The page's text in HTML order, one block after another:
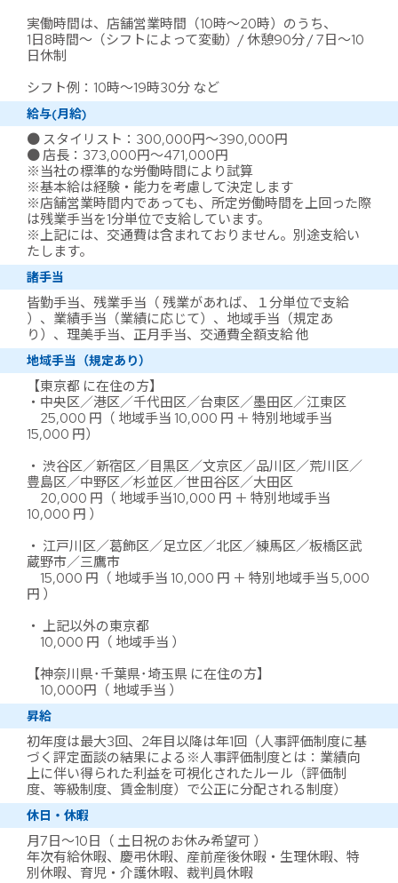
実働時間は、店舗営業時間（10時～20時）のうち、
1日8時間～（シフトによって変動）/ 休憩90分 / 7日～10
日休制
シフト例：10時～19時30分 など
給与(月給)
● スタイリスト：300,000円～390,000円
● 店長：373,000円～471,000円
※当社の標準的な労働時間により試算
※基本給は経験・能力を考慮して決定します
※店舗営業時間内であっても、所定労働時間を上回った際
は残業手当を1分単位で支給しています。
※上記には、交通費は含まれておりません。別途支給い
たします。
諸手当
皆勤手当、残業手当（ 残業があれば、１分単位で支給
）、業績手当（業績に応じて）、地域手当（規定あ
り）、理美手当、正月手当、交通費全額支給 他
地域手当（規定あり）
【東京都 に在住の方】
・中央区／港区／千代田区／台東区／墨田区／江東区
25,000 円（ 地域手当 10,000 円 ＋ 特別地域手当
15,000 円）
・ 渋谷区／新宿区／目黒区／文京区／品川区／荒川区／
豊島区／中野区／杉並区／世田谷区／大田区
20,000 円（ 地域手当10,000 円 ＋ 特別地域手当
10,000 円 ）
・ 江戸川区／葛飾区／足立区／北区／練馬区／板橋区武
蔵野市／三鷹市
15,000 円（ 地域手当 10,000 円 ＋ 特別地域手当 5,000
円 ）
・ 上記以外の東京都
10,000 円（ 地域手当 ）
【神奈川県･千葉県･埼玉県 に在住の方】
10,000円（ 地域手当 ）
昇給
初年度は最大3回、2年目以降は年1回（人事評価制度に基
づく評定面談の結果による※人事評価制度とは：業績向
上に伴い得られた利益を可視化されたルール（評価制
度、等級制度、賃金制度）で公正に分配される制度）
休日・休暇
月7日～10日（ 土日祝のお休み希望可 ）
年次有給休暇、慶弔休暇、産前産後休暇・生理休暇、特
別休暇、育児・介護休暇、裁判員休暇